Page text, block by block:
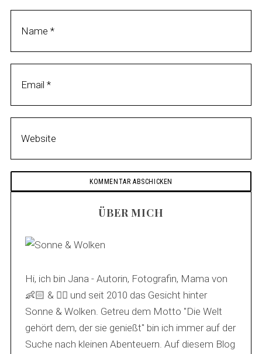
ÜBER MICH
Hi, ich bin Jana - Autorin, Fotografin, Mama von
👶🏻 & 🐕‍🦺 und seit 2010 das Gesicht hinter
Sonne & Wolken. Getreu dem Motto "Die Welt
gehört dem, der sie genießt" bin ich immer auf der
Suche nach kleinen Abenteuern. Auf diesem Blog